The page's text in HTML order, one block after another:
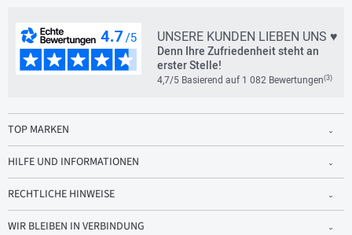
UNSERE KUNDEN LIEBEN UNS ♥
Denn Ihre Zufriedenheit steht an
erster Stelle!
4,7/5 Basierend auf 1 082 Bewertungen(3)
TOP MARKEN
HILFE UND INFORMATIONEN
RECHTLICHE HINWEISE
WIR BLEIBEN IN VERBINDUNG